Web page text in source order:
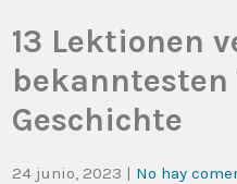
13 Lektionen
Geschichte
24 junio, 2023 | No hay